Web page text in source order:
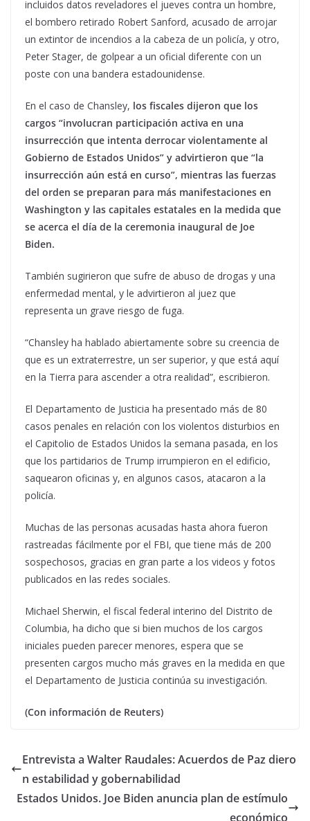
incluidos datos reveladores el jueves contra un hombre,
el bombero retirado Robert Sanford, acusado de arrojar
un extintor de incendios a la cabeza de un policía, y otro,
Peter Stager, de golpear a un oficial diferente con un
poste con una bandera estadounidense.
En el caso de Chansley, los fiscales dijeron que los
cargos “involucran participación activa en una
insurrección que intenta derrocar violentamente al
Gobierno de Estados Unidos” y advirtieron que “la
insurrección aún está en curso”, mientras las fuerzas
del orden se preparan para más manifestaciones en
Washington y las capitales estatales en la medida que
se acerca el día de la ceremonia inaugural de Joe
Biden.
También sugirieron que sufre de abuso de drogas y una
enfermedad mental, y le advirtieron al juez que
representa un grave riesgo de fuga.
“Chansley ha hablado abiertamente sobre su creencia de
que es un extraterrestre, un ser superior, y que está aquí
en la Tierra para ascender a otra realidad”, escribieron.
El Departamento de Justicia ha presentado más de 80
casos penales en relación con los violentos disturbios en
el Capitolio de Estados Unidos la semana pasada, en los
que los partidarios de Trump irrumpieron en el edificio,
saquearon oficinas y, en algunos casos, atacaron a la
policía.
Muchas de las personas acusadas hasta ahora fueron
rastreadas fácilmente por el FBI, que tiene más de 200
sospechosos, gracias en gran parte a los videos y fotos
publicados en las redes sociales.
Michael Sherwin, el fiscal federal interino del Distrito de
Columbia, ha dicho que si bien muchos de los cargos
iniciales pueden parecer menores, espera que se
presenten cargos mucho más graves en la medida en que
el Departamento de Justicia continúa su investigación.
(Con información de Reuters)
Entrevista a Walter Raudales: Acuerdos de Paz diero
n estabilidad y gobernabilidad
Estados Unidos. Joe Biden anuncia plan de estímulo
económico